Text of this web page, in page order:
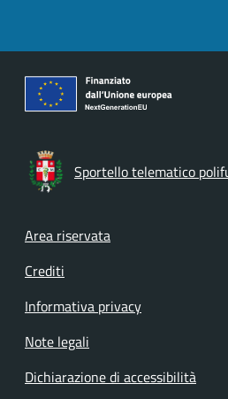
Sportello telematico
Footer menu
Area riservata
Crediti
Informativa privacy
Note legali
Dichiarazione di accessibilità